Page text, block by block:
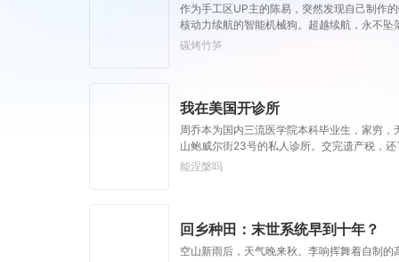
作为手工区UP主的陈易，突然发现自己制作
核动力续航的智能机械狗。超越续航，永不
只有动能武器的曲率飞船。……一天，外星文
碳烤竹笋
我在美国开诊所
周乔本为国内三流医学院本科毕业生，家穷
山鲍威尔街23号的私人诊所。交完遗产税，
走，还不如在国内躺平呢！要不卖了房子回
能涅槃吗
回乡种田：末世系统早到十年？
空山新雨后，天气晚来秋。李响挥舞着自制